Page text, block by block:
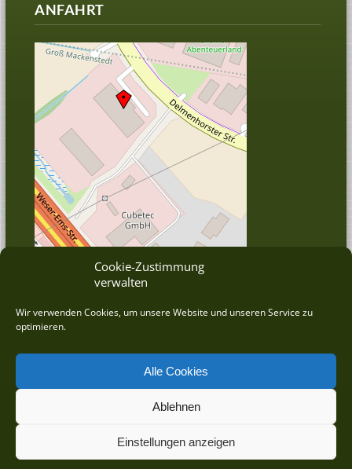
Cookie-Zustimmung
verwalten
Wir verwenden Cookies, um unsere Website und unseren Service zu
optimieren.
Alle Cookies
Ablehnen
Einstellungen anzeigen
ANFAHRT
2026 DRAHT-WERNER Zauntechnik GmbH betreut durch die